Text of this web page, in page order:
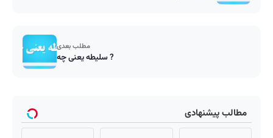
مطلب بعدی
سلیطه یعنی چه ?
مطالب پیشنهادی